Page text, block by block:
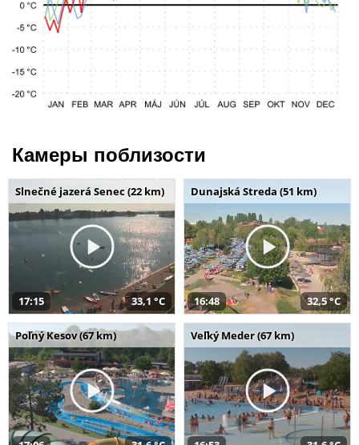
Камеры поблизости
Slnečné jazerá Senec (22 km)
17:15 33,1 °C
Dunajská Streda (51 km)
16:48 32,5 °C
Poľný Kesov (67 km) Veľký Meder (67 km)